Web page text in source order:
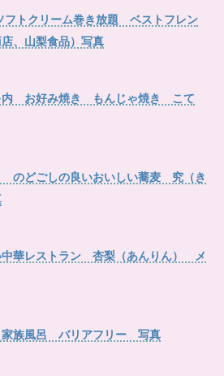
トクリーム巻き放題 ベストフレン
、山梨食品）写真
お好み焼き もんじゃ焼き こて
のどごしの良いおいしい蕎麦 究（き
華レストラン 杏梨（あんりん） メ
族風呂 バリアフリー 写真